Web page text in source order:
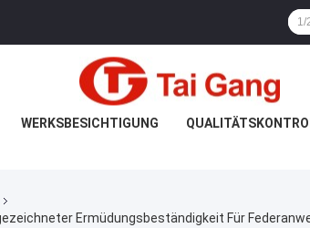
WERKSBESICHTIGUNG
Ermüdungsbeständigkeit Für